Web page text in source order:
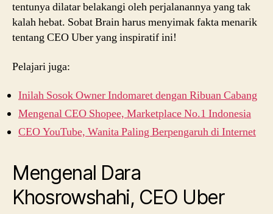
tentunya dilatar belakangi oleh perjalanannya yang tak
kalah hebat. Sobat Brain harus menyimak fakta menarik
tentang CEO Uber yang inspiratif ini!
Pelajari juga:
Inilah Sosok Owner Indomaret dengan Ribuan Cabang
Mengenal CEO Shopee, Marketplace No.1 Indonesia
CEO YouTube, Wanita Paling Berpengaruh di Internet
Mengenal Dara
Khosrowshahi, CEO Uber